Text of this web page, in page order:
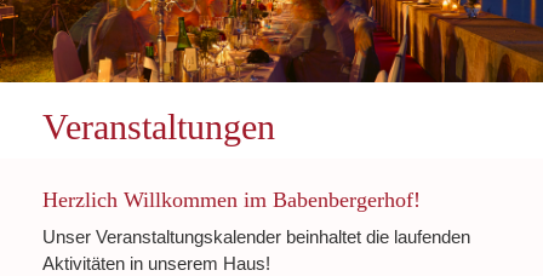
Veranstaltungen
Herzlich Willkommen im Babenbergerhof!
Unser Veranstaltungskalender beinhaltet die laufenden
Aktivitäten in unserem Haus!